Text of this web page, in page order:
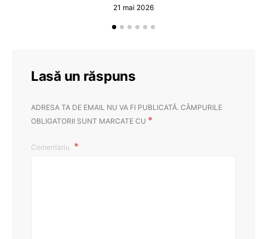
21 mai 2026
Lasă un răspuns
ADRESA TA DE EMAIL NU VA FI PUBLICATĂ. CÂMPURILE
OBLIGATORII SUNT MARCATE CU *
Comentariu